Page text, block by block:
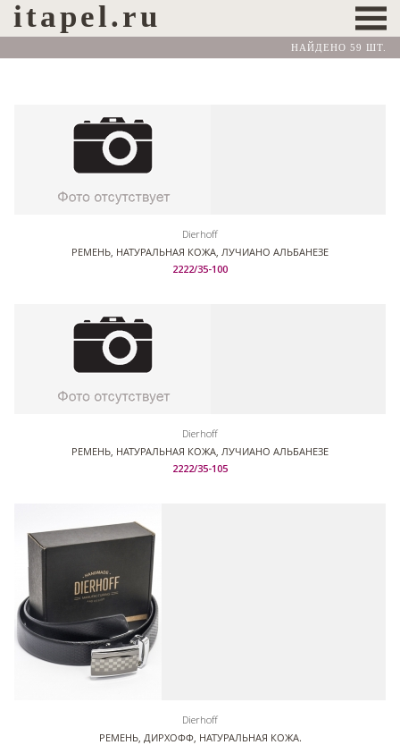
itapel.ru
НАЙДЕНО 59 ШТ.
Dierhoff
РЕМЕНЬ, НАТУРАЛЬНАЯ КОЖА, ЛУЧИАНО АЛЬБАНЕЗЕ
2222/35-100
Dierhoff
РЕМЕНЬ, НАТУРАЛЬНАЯ КОЖА, ЛУЧИАНО АЛЬБАНЕЗЕ
2222/35-105
Dierhoff
РЕМЕНЬ, ДИРХОФФ, НАТУРАЛЬНАЯ КОЖА.